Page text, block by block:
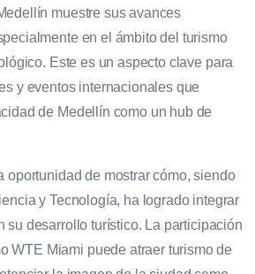
muestre sus avances
en el ámbito del turismo
Este es un aspecto clave para
y eventos internacionales que
de Medellín como un hub de
oportunidad de mostrar cómo, siendo
y Tecnología, ha logrado integrar
su desarrollo turístico. La participación
WTE Miami puede atraer turismo de